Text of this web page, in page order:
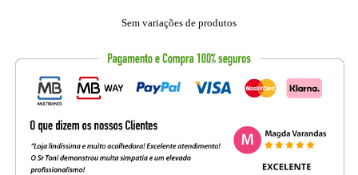
Sem variações de produtos